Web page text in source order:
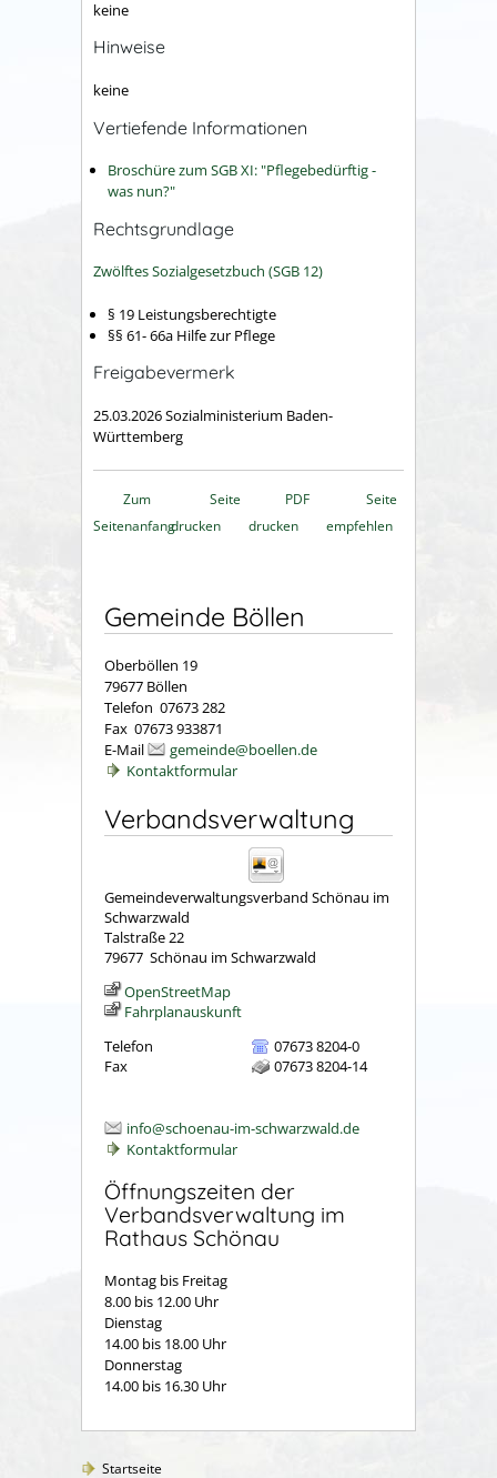
keine
Hinweise
keine
Vertiefende Informationen
Broschüre zum SGB XI: "Pflegebedürftig -
was nun?"
Rechtsgrundlage
Zwölftes Sozialgesetzbuch (SGB 12)
§ 19 Leistungsberechtigte
§§ 61- 66a Hilfe zur Pflege
Freigabevermerk
25.03.2026Sozialministerium Baden-
Württemberg
Zum
Seitenanfang
Seite
drucken
PDF
drucken
Seite
empfehlen
Gemeinde Böllen
Oberböllen 19
79677 Böllen
Telefon 07673 282
Fax 07673 933871
E-Mail
gemeinde@boellen.de
Kontaktformular
Verbandsverwaltung
Gemeindeverwaltungsverband Schönau im
Schwarzwald
Talstraße 22
79677 Schönau im Schwarzwald
OpenStreetMap
Fahrplanauskunft
Telefon
07673 8204-0
Fax
07673 8204-14
info@schoenau-im-schwarzwald.de
Kontaktformular
Öffnungszeiten der
Verbandsverwaltung im
Rathaus Schönau
Montag bis Freitag
8.00 bis 12.00 Uhr
Dienstag
14.00 bis 18.00 Uhr
Donnerstag
14.00 bis 16.30 Uhr
Startseite